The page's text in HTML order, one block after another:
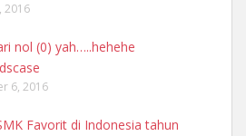
2016
nol (0) yah…..hehehe
6, 2016
Favorit di Indonesia tahun